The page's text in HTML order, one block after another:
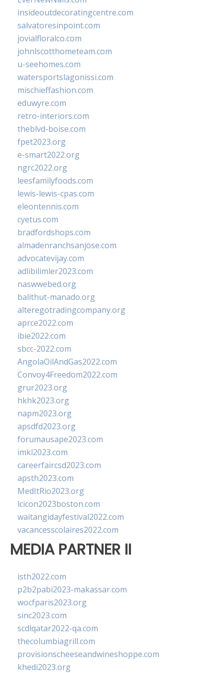
insideoutdecoratingcentre.com
salvatoresinpoint.com
jovialfloralco.com
johnlscotthometeam.com
u-seehomes.com
watersportslagonissi.com
mischieffashion.com
eduwyre.com
retro-interiors.com
theblvd-boise.com
fpet2023.org
e-smart2022.org
ngrc2022.org
leesfamilyfoods.com
lewis-lewis-cpas.com
eleontennis.com
cyetus.com
bradfordshops.com
almadenranchsanjose.com
advocatevijay.com
adlibilimler2023.com
naswwebed.org
balithut-manado.org
alteregotradingcompany.org
aprce2022.com
ibie2022.com
sbcc-2022.com
AngolaOilAndGas2022.com
Convoy4Freedom2022.com
grur2023.org
hkhk2023.org
napm2023.org
apsdfd2023.org
forumausape2023.com
imkl2023.com
careerfaircsd2023.com
apsth2023.com
MedItRio2023.org
lcicon2023boston.com
waitangidayfestival2022.com
vacancesscolaires2022.com
MEDIA PARTNER II
isth2022.com
p2b2pabi2023-makassar.com
wocfparis2023.org
sinc2023.com
scdlqatar2022-qa.com
thecolumbiagrill.com
provisionscheeseandwineshoppe.com
khedi2023.org